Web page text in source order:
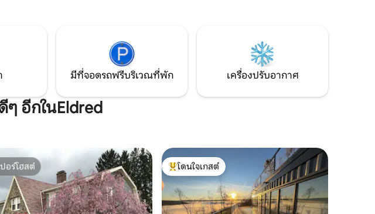
ตียงคู่ห้องครัวพร้อมอุปกรณ์ครบครัน
ความสงบอย่างแท้จริงที่ระเบียงด้านหลัง ฟัง
เสียงลำห้วยจากเก้าอี้อเดอรอนแดกของ
คุณ
มีที่จอดรถฟรีบริเวณที่พัก เครื่องปรับอากาศ
อีกในEldred
ปอร์โฮสต์
ปอร์โฮสต์
โดนใจเกสต์ที่สุด
โดนใจเกสต์